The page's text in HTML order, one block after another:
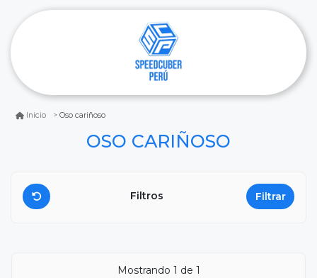
Inicio Oso cariñoso
OSO CARIÑOSO
Filtros Filtrar
Mostrando 1 de 1